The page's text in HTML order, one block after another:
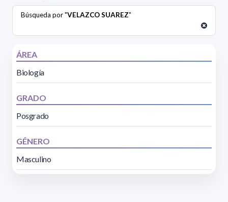
Búsqueda por "VELAZCO SUAREZ"
ÁREA
Biología
GRADO
Posgrado
GÉNERO
Masculino